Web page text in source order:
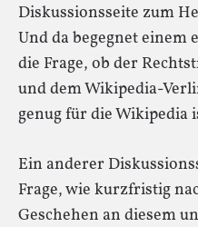
Diskussionsseite zum
Und da begegnet einem
die Frage, ob der
und dem Wikipedia-
genug für die Wikipedia
Ein anderer
Frage, wie kurzfristig
Geschehen an diesem